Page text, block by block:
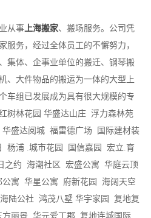
从事上海搬家、搬场服务。公司凭
服务，经过全体员工的不懈努力，
集体、企事业单位的搬迁、钢琴搬
、大件物品的搬运为一体的大型上
车组已发展成为具有很大规模的专
树林花园 华盛达山庄 浮力森林苑
盛达阅城 福雷德广场 国际建材装
杨浦 .城市花园 国信嘉园 宏立.育
之约 海潮社区 宏盛公寓 华庭云顶
寓 华星公寓 府新花园 海阔天空
陆公社 鸿茂八墅 华宇家园 复地复
丽景 华元爱丁郡 复地连城国际